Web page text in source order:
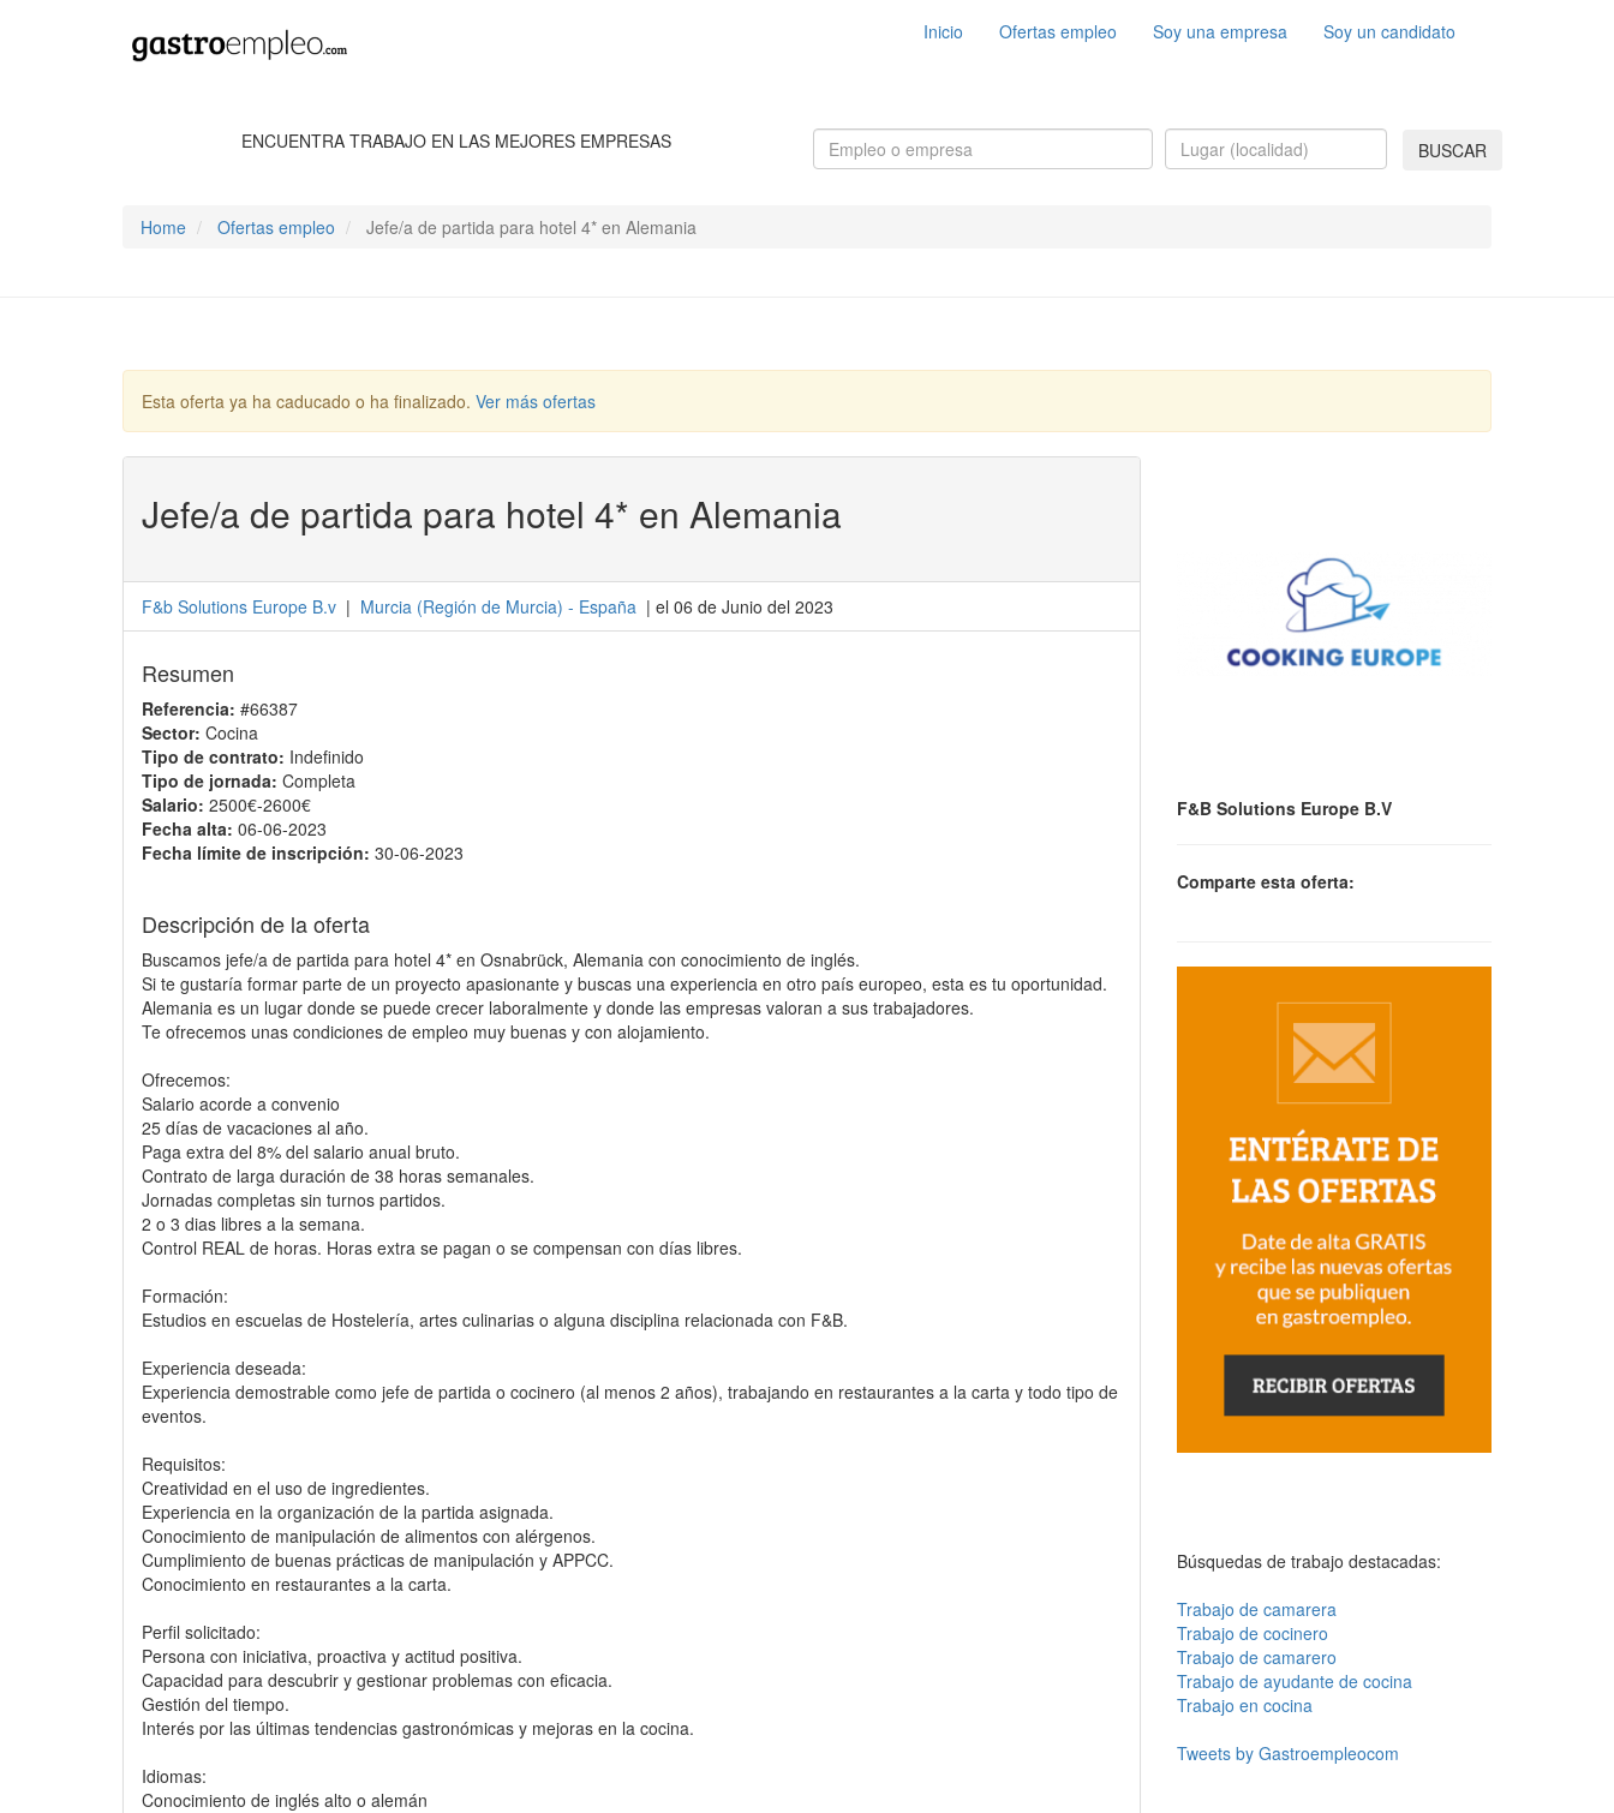
Inicio Ofertas empleo Soy una empresa Soy un candidato
ENCUENTRA TRABAJO EN LAS MEJORES EMPRESAS BUSCAR
Home Ofertas empleo Jefe/a de partida para hotel 4* en Alemania
Esta oferta ya ha caducado o ha finalizado. Ver más ofertas
Jefe/a de partida para hotel 4* en Alemania
F&b Solutions Europe B.v | Murcia (Región de Murcia) - España | el 06 de Junio del 2023
Resumen
Referencia: #66387
Sector: Cocina
Tipo de contrato: Indefinido
Tipo de jornada: Completa
Salario: 2500€-2600€
Fecha alta: 06-06-2023
Fecha límite de inscripción: 30-06-2023
Descripción de la oferta
Buscamos jefe/a de partida para hotel 4* en Osnabrück, Alemania con conocimiento de inglés.
Si te gustaría formar parte de un proyecto apasionante y buscas una experiencia en otro país europeo, esta es tu oportunidad.
Alemania es un lugar donde se puede crecer laboralmente y donde las empresas valoran a sus trabajadores.
Te ofrecemos unas condiciones de empleo muy buenas y con alojamiento.
Ofrecemos:
Salario acorde a convenio
25 días de vacaciones al año.
Paga extra del 8% del salario anual bruto.
Contrato de larga duración de 38 horas semanales.
Jornadas completas sin turnos partidos.
2 o 3 dias libres a la semana.
Control REAL de horas. Horas extra se pagan o se compensan con días libres.
Formación:
Estudios en escuelas de Hostelería, artes culinarias o alguna disciplina relacionada con F&B.
Experiencia deseada:
Experiencia demostrable como jefe de partida o cocinero (al menos 2 años), trabajando en restaurantes a la carta y todo tipo de
eventos.
Requisitos:
Creatividad en el uso de ingredientes.
Experiencia en la organización de la partida asignada.
Conocimiento de manipulación de alimentos con alérgenos.
Cumplimiento de buenas prácticas de manipulación y APPCC.
Conocimiento en restaurantes a la carta.
Perfil solicitado:
Persona con iniciativa, proactiva y actitud positiva.
Capacidad para descubrir y gestionar problemas con eficacia.
Gestión del tiempo.
Interés por las últimas tendencias gastronómicas y mejoras en la cocina.
Idiomas:
Conocimiento de inglés alto o alemán
F&B Solutions Europe B.V
Comparte esta oferta:
Búsquedas de trabajo destacadas:
Trabajo de camarera
Trabajo de cocinero
Trabajo de camarero
Trabajo de ayudante de cocina
Trabajo en cocina
Tweets by Gastroempleocom